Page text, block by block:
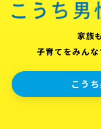
家族
子育てをみん
こう